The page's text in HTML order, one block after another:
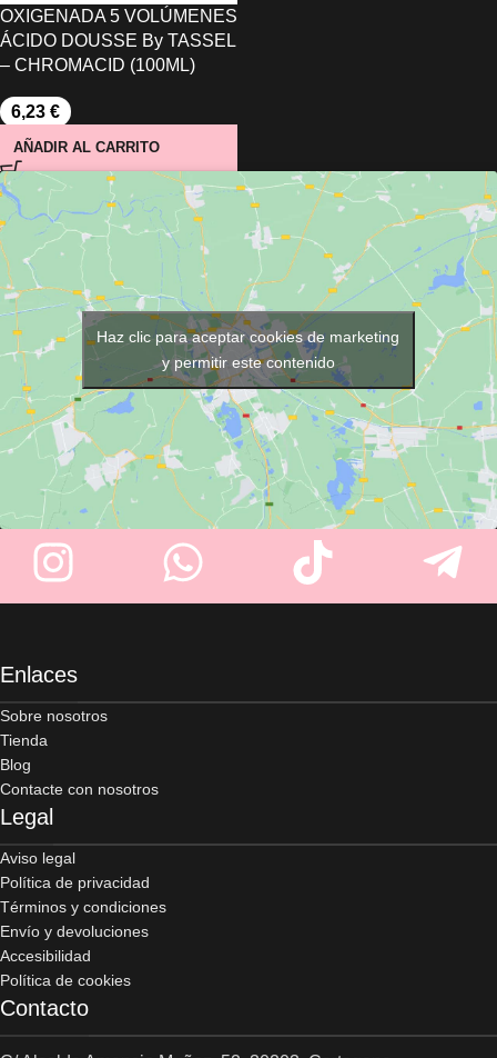
OXIGENADA 5 VOLÚMENES
ÁCIDO DOUSSE By TASSEL
– CHROMACID (100ML)
6,23 €
AÑADIR AL CARRITO
Haz clic para aceptar cookies de marketing
y permitir este contenido
Enlaces
Sobre nosotros
Tienda
Blog
Contacte con nosotros
Legal
Aviso legal
Política de privacidad
Términos y condiciones
Envío y devoluciones
Accesibilidad
Política de cookies
Contacto